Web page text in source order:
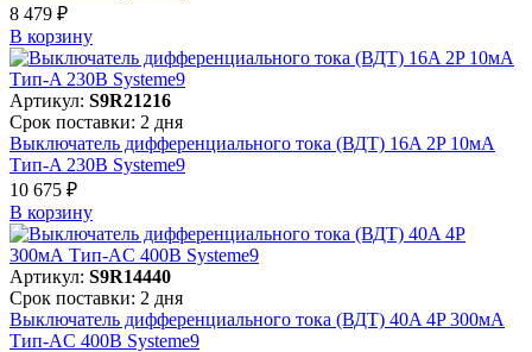
8 479 ₽
В корзинy
Артикул: S9R21216
Срок поставки: 2 дня
Выключатель дифференциального тока (ВДТ) 16A 2P 10мА
Тип-A 230В Systeme9
10 675 ₽
В корзинy
Артикул: S9R14440
Срок поставки: 2 дня
Выключатель дифференциального тока (ВДТ) 40A 4P 300мА
Тип-AC 400В Systeme9